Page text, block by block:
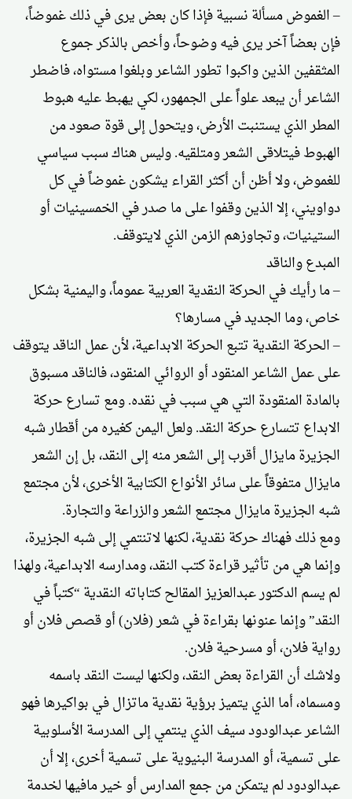
– الغموض مسألة نسبية فإذا كان بعض يرى في ذلك غموضاً،
فإن بعضاً آخر يرى فيه وضوحاً، وأخص بالذكر جموع
المثقفين الذين واكبوا تطور الشاعر وبلغوا مستواه، فاضطر
الشاعر أن يبعد علواً على الجمهور، لكي يهبط عليه هبوط
المطر الذي يستنبت الأرض، ويتحول إلى قوة صعود من
الهبوط فيتلاقى الشعر ومتلقيه. وليس هناك سبب سياسي
للغموض، ولا أظن أن أكثر القراء يشكون غموضاً في كل
دواويني، إلا الذين وقفوا على ما صدر في الخمسينيات أو
الستينيات، وتجاوزهم الزمن الذي لايتوقف.
المبدع والناقد
– ما رأيك في الحركة النقدية العربية عموماً، واليمنية بشكل
خاص، وما الجديد في مسارها؟
– الحركة النقدية تتبع الحركة الابداعية، لأن عمل الناقد يتوقف
على عمل الشاعر المنقود أو الروائي المنقود، فالناقد مسبوق
بالمادة المنقودة التي هي سبب في نقده. ومع تسارع حركة
الابداع تتسارع حركة النقد. ولعل اليمن كغيره من أقطار شبه
الجزيرة مايزال أقرب إلى الشعر منه إلى النقد، بل إن الشعر
مايزال متفوقاً على سائر الأنواع الكتابية الأخرى، لأن مجتمع
شبه الجزيرة مايزال مجتمع الشعر والزراعة والتجارة.
ومع ذلك فهناك حركة نقدية، لكنها لاتنتمي إلى شبه الجزيرة،
وإنما هي من تأثير قراءة كتب النقد، ومدارسه الابداعية، ولهذا
لم يسم الدكتور عبدالعزيز المقالح كتاباته النقدية “كتباً في
النقد” وإنما عنونها بقراءة في شعر (فلان) أو قصص فلان أو
رواية فلان، أو مسرحية فلان.
ولاشك أن القراءة بعض النقد، ولكنها ليست النقد باسمه
ومسماه، أما الذي يتميز برؤية نقدية ماتزال في بواكيرها فهو
الشاعر عبدالودود سيف الذي ينتمي إلى المدرسة الأسلوبية
على تسمية، أو المدرسة البنيوية على تسمية أخرى، إلا أن
عبدالودود لم يتمكن من جمع المدارس أو خير مافيها لخدمة